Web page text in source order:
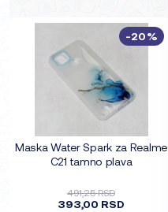
Maska Water Spark za Realme
C21 tamno plava
491,25 RSD
393,00 RSD
-20%